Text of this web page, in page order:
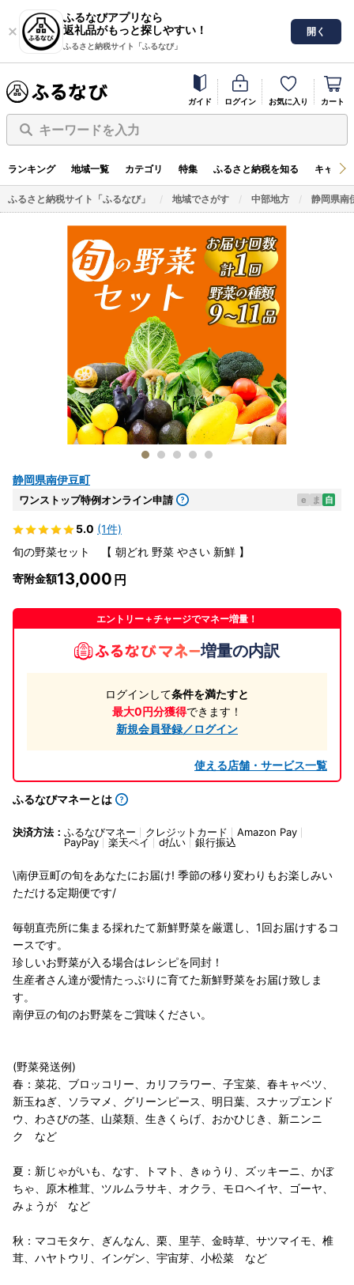
ふるなびアプリなら
返礼品がもっと探しやすい！
ふるさと納税サイト「ふるなび」
開く
ガイド ログイン お気に入り カート
キーワードを入力
ランキング 地域一覧 カテゴリ 特集 ふるさと納税を知る キャン
ふるさと納税サイト「ふるなび」 地域でさがす 中部地方 静岡県南
静岡県南伊豆町
ワンストップ特例オンライン申請 e ま 自
5.0 (1件)
旬の野菜セット 【 朝どれ 野菜 やさい 新鮮 】
寄附金額13,000
エントリー＋チャージでマネー増量！
増量の内訳
ログインして条件を満たすと
最大0円分獲得できます！
新規会員登録／ログイン
使える店舗・サービス一覧
ふるなびマネーとは
決済方法： ふるなびマネー クレジットカード
Amazon Pay
PayPay
楽天ペイ d払い 銀行振込
\南伊豆町の旬をあなたにお届け! 季節の移り変わりもお楽しみい
ただける定期便です/
毎朝直売所に集まる採れたて新鮮野菜を厳選し、1回お届けするコ
ースです。
珍しいお野菜が入る場合はレシピを同封！
生産者さん達が愛情たっぷりに育てた新鮮野菜をお届け致しま
す。
南伊豆の旬のお野菜をご賞味ください。
(野菜発送例)
春：菜花、ブロッコリー、カリフラワー、子宝菜、春キャベツ、
新玉ねぎ、ソラマメ、グリーンピース、明日葉、スナップエンド
ウ、わさびの茎、山菜類、生きくらげ、おかひじき、新ニンニ
ク など
夏：新じゃがいも、なす、トマト、きゅうり、ズッキーニ、かぼ
ちゃ、原木椎茸、ツルムラサキ、オクラ、モロヘイヤ、ゴーヤ、
みょうが など
秋：マコモタケ、ぎんなん、栗、里芋、金時草、サツマイモ、椎
茸、ハヤトウリ、インゲン、宇宙芽、小松菜 など